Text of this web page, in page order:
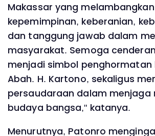
Makassar yang melambangkan
kepemimpinan, keberanian,
dan tanggung jawab dalam
masyarakat. Semoga
menjadi simbol penghormatan
Abah. H. Kartono, sekaligus
persaudaraan dalam menjaga
budaya bangsa," katanya.
Menurutnya, Patonro